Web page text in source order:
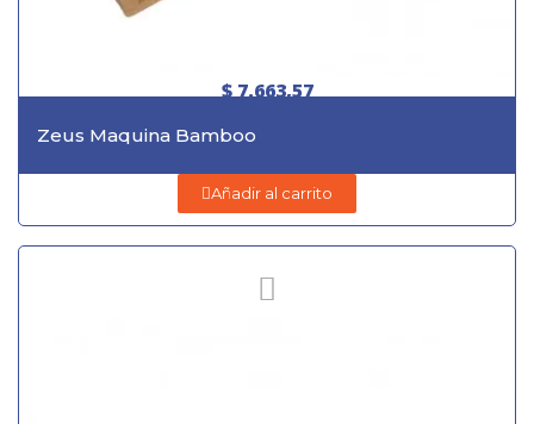
$ 7.663,57
Zeus Maquina Bamboo
Añadir al carrito